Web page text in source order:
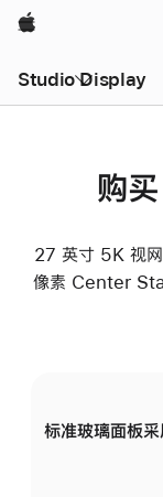
Apple
Studio Display
购
27 英寸 5K 视网
像素 Center
标准玻璃面板